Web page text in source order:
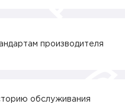
производителя
обслуживания